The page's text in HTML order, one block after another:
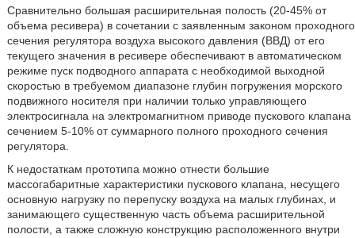
Сравнительно большая расширительная полость (20-45% от
объема ресивера) в сочетании с заявленным законом проходного
сечения регулятора воздуха высокого давления (ВВД) от его
текущего значения в ресивере обеспечивают в автоматическом
режиме пуск подводного аппарата с необходимой выходной
скоростью в требуемом диапазоне глубин погружения морского
подвижного носителя при наличии только управляющего
электросигнала на электромагнитном приводе пускового клапана
сечением 5-10% от суммарного полного проходного сечения
регулятора.
К недостаткам прототипа можно отнести большие
массогабаритные характеристики пускового клапана, несущего
основную нагрузку по перепуску воздуха на малых глубинах, и
занимающего существенную часть объема расширительной
полости, а также сложную конструкцию расположенного внутри